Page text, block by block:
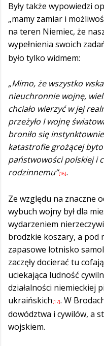
Były także wypowiedzi
„mamy zamiar i
na teren Niemiec, że
wypełnienia swoich
było tylko widmem:
„Mimo, że wszystko
nieuchronnie wojnę,
chciało wierzyć w jej
przeżyło I wojnę
broniło się
katastrofie grożącej
państwowości polskiej i
rodzinnemu”[16].
Ze względu na znaczne
wybuch wojny był dla
wydarzeniem
brodzkie koszary, a pod
zapasowe lotnisko
zaczęły docierać tu
uciekająca ludność
działalności niemieckiej
ukraińskich[17]. W
dowództwa i cywilów, a
wojskiem.